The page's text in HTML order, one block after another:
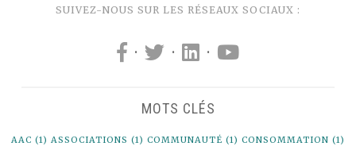
SUIVEZ-NOUS SUR LES RÉSEAUX SOCIAUX :
· · ·
MOTS CLÉS
AAC (1) ASSOCIATIONS (1) COMMUNAUTÉ (1) CONSOMMATION (1)